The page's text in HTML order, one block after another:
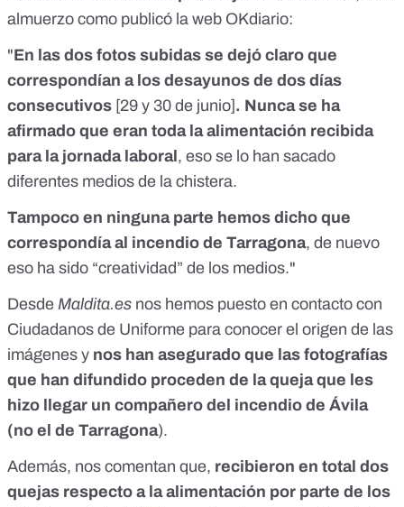
almuerzo como publicó la web OKdiario:
"En las dos fotos subidas se dejó claro que
correspondían a los desayunos de dos días
consecutivos [29 y 30 de junio]. Nunca se ha
afirmado que eran toda la alimentación recibida
para la jornada laboral , eso se lo han sacado
diferentes medios de la chistera.
Tampoco en ninguna parte hemos dicho que
correspondía al incendio de Tarragona, de nuevo
eso ha sido “creatividad” de los medios."
Desde Maldita.es nos hemos puesto en contacto con
Ciudadanos de Uniforme para conocer el origen de las
imágenes y nos han asegurado que las fotografías
que han difundido proceden de la queja que les
hizo llegar un compañero del incendio de Ávila
(no el de Tarragona).
Además, nos comentan que, recibieron en total dos
quejas respecto a la alimentación por parte de los